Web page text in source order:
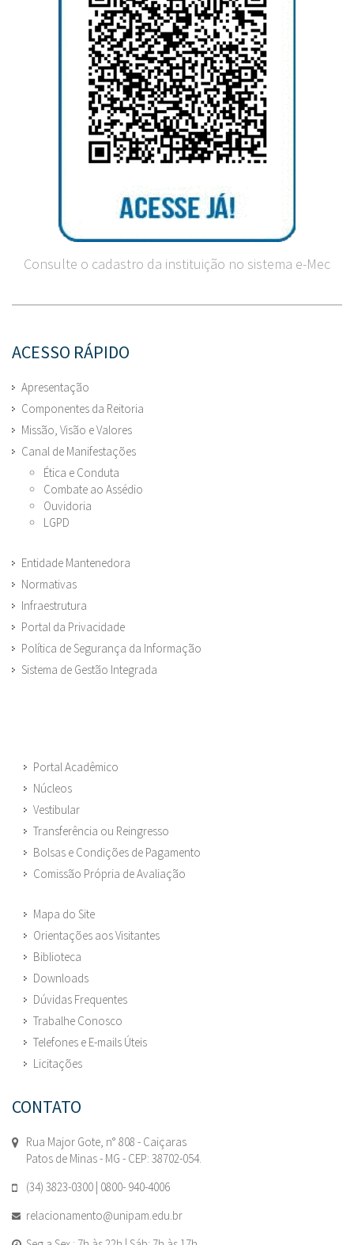
Consulte o cadastro da instituição no sistema e-Mec
ACESSO RÁPIDO
Apresentação
Componentes da Reitoria
Missão, Visão e Valores
Canal de Manifestações
Ética e Conduta
Combate ao Assédio
Ouvidoria
LGPD
Entidade Mantenedora
Normativas
Infraestrutura
Portal da Privacidade
Política de Segurança da Informação
Sistema de Gestão Integrada
Portal Acadêmico
Núcleos
Vestibular
Transferência ou Reingresso
Bolsas e Condições de Pagamento
Comissão Própria de Avaliação
Mapa do Site
Orientações aos Visitantes
Biblioteca
Downloads
Dúvidas Frequentes
Trabalhe Conosco
Telefones e E-mails Úteis
Licitações
CONTATO
Rua Major Gote, n° 808 - Caiçaras
Patos de Minas - MG - CEP: 38702-054.
(34) 3823-0300 | 0800- 940-4006
relacionamento@unipam.edu.br